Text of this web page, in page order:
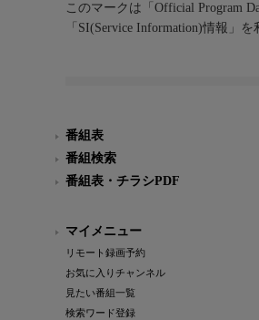
このマークは「Official Program
「SI(Service Information)情報」
番組表
番組検索
番組表・チラシPDF
マイメニュー
リモート録画予約
お気に入りチャンネル
見たい番組一覧
検索ワード登録